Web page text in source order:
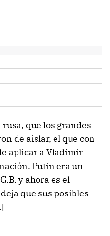
que los grandes
de aislar, el que con
aplicar a Vladímir
Putin era un
y ahora es el
que sus posibles